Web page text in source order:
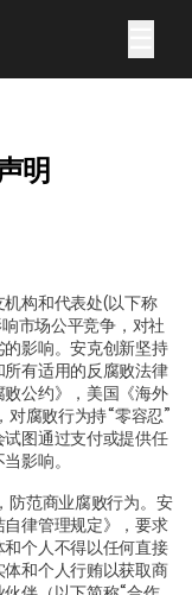
明
构和代表处(以下称
市场公平竞争，对社
影响。安克创新坚持
有适用的反腐败法律
公约》，美国《海外
对腐败行为持“零容忍”
图通过支付或提供任
影响。
防范商业腐败行为。安
律管理规定》，要求
个人不得以任何直接
和个人行贿以获取商